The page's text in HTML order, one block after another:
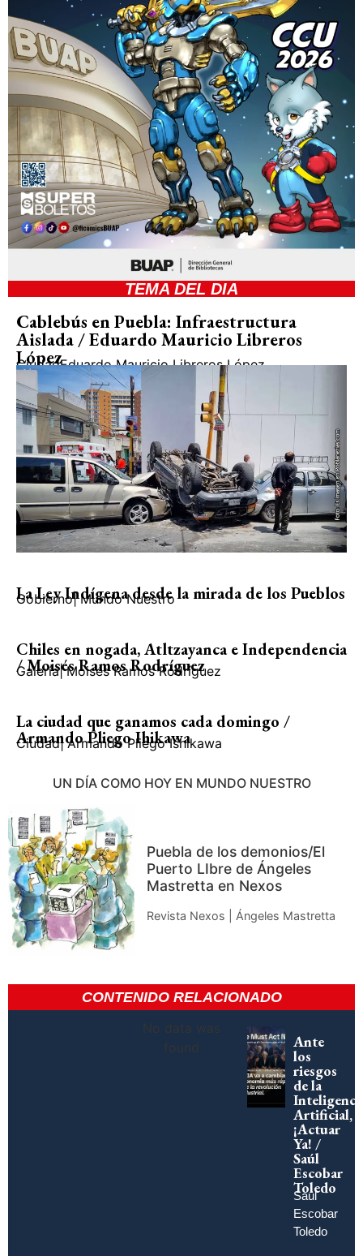
TEMA DEL DIA
Cablebús en Puebla: Infraestructura
Aislada / Eduardo Mauricio Libreros
López
CiudadEduardo Mauricio Libreros López
La Ley Indígena desde la mirada de los Pueblos
Gobierno| Mundo Nuestro
Chiles en nogada, Atltzayanca e Independencia
/ Moisés Ramos Rodríguez
Galería| Moisés Ramos Rodríguez
La ciudad que ganamos cada domingo /
Armando Pliego Ihikawa
Ciudad| Armando Pliego Ishikawa
UN DÍA COMO HOY EN MUNDO NUESTRO
Puebla de los demonios/El
Puerto LIbre de Ángeles
Mastretta en Nexos
Revista Nexos | Ángeles Mastretta
CONTENIDO RELACIONADO
No data was
found
Ante
los
riesgos
de la
Artificial,
¡Actuar
Ya! /
Saúl
Escobar
Toledo
Saúl
Escobar
Toledo